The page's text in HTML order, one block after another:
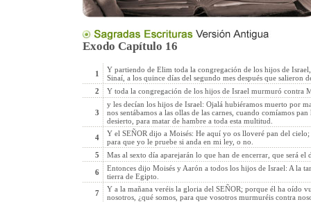
Exodo Capítulo 16
1
Y partiendo de Elim toda la congregación de los hijos de
Sinaí, a los quince días del segundo mes después que salieron
2
Y toda la congregación de los hijos de Israel murmuró contra
3
y les decían los hijos de Israel: Ojalá hubiéramos muerto por
nos sentábamos a las ollas de las carnes, cuando comíamos pan
desierto, para matar de hambre a toda esta multitud.
4
Y el SEÑOR dijo a Moisés: He aquí yo os lloveré pan del
para que yo le pruebe si anda en mi ley, o no.
5
Mas al sexto día aparejarán lo que han de encerrar, que será
6
Entonces dijo Moisés y Aarón a todos los hijos de Israel: A la
tierra de Egipto.
7
Y a la mañana veréis la gloria del SEÑOR; porque él ha oído
nosotros, ¿qué somos, para que vosotros murmuréis contra